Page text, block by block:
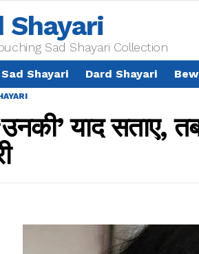
Shayari
Sad Shayari Collection
Sad Shayari Dard Shayari
याद सताए,